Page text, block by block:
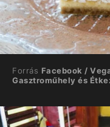
Forrás Facebook /
Gasztroműhely és